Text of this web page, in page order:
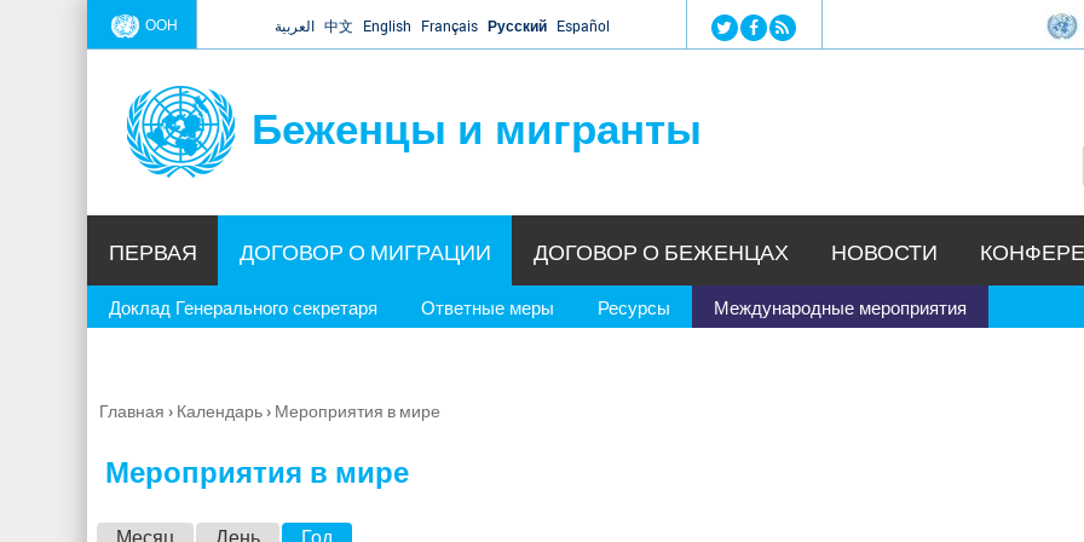
Jump to navigation
ООН العربية 中文 English Français Русский Español
Беженцы и мигранты
ПЕРВАЯ ДОГОВОР О МИГРАЦИИ
Доклад Генерального секретаря Ответные меры Ресурсы Международные мероприятия
ДОГОВОР О БЕЖЕНЦАХ НОВОСТИ
Вы
Главная › Календарь› Мероприятия в мире
Мероприятия в мире